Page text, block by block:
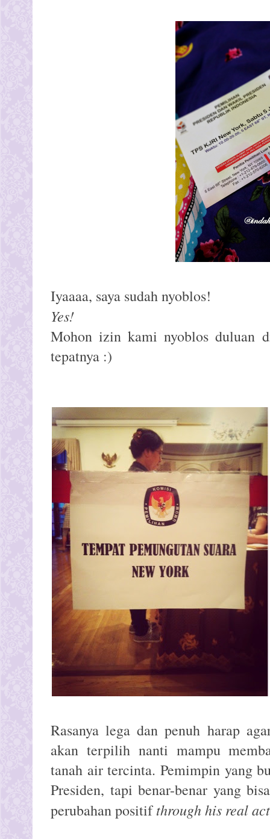
Iyaaaa, saya sudah nyoblos!
Yes!
Mohon izin kami nyoblos duluan
tepatnya :)
Rasanya lega dan penuh harap
akan terpilih nanti mampu
tanah air tercinta. Pemimpin yang
Presiden, tapi benar-benar yang
perubahan positifthrough his real